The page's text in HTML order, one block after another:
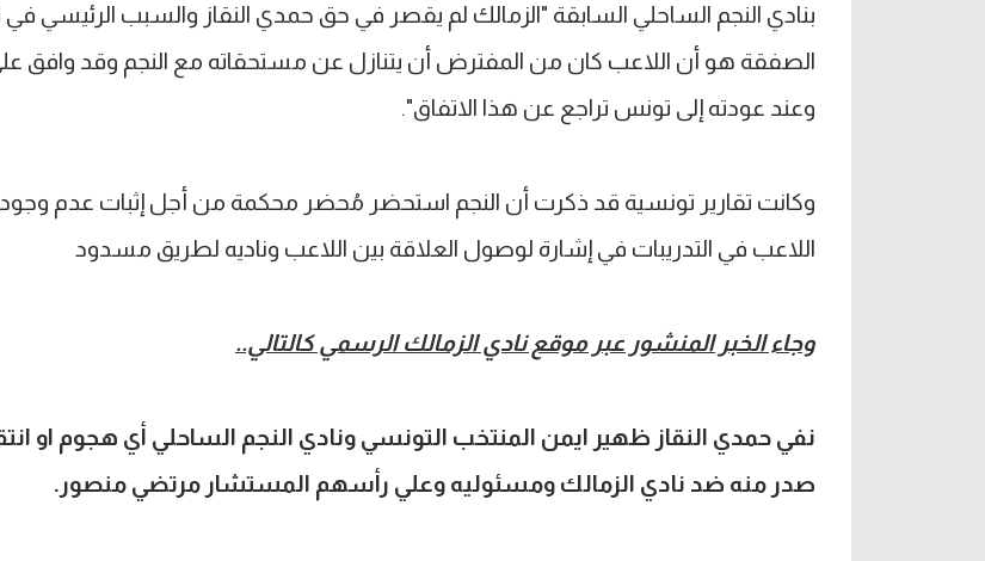
بنادي النجم الساحلي السابقة "الزمالك لم يقصر في حق حمدي النقاز والسبب الرئيسي
الصفقة هو أن اللاعب كان من المفترض أن يتنازل عن مستحقاته مع النجم وقد وافق
وعند عودته إلى تونس تراجع عن هذا الاتفاق".
وكانت تقارير تونسية قد ذكرت أن النجم استحضر مُحضر محكمة من أجل إثبات عدم وجود
اللاعب في التدريبات في إشارة لوصول العلاقة بين اللاعب وناديه لطريق مسدود
وجاء الخبر المنشور عبر موقع نادي الزمالك الرسمي كالتالي..
نفي حمدي النقاز ظهير ايمن المنتخب التونسي ونادي النجم الساحلي أي هجوم او
صدر منه ضد نادي الزمالك ومسئوليه وعلي رأسهم المستشار مرتضي منصور.